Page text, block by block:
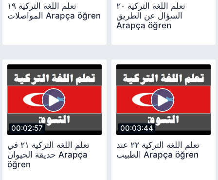
تعلم اللغة التركية ١٩
المواصلات Arapça öğren
تعلم اللغة التركية ٢٠
السؤال عن الطريق
Arapça öğren
00:02:57
تعلم اللغة التركية ٢١ في
حديقة الحيوان Arapça
öğren
00:03:44
تعلم اللغة التركية ٢٢ عند
الطبيب Arapça öğren